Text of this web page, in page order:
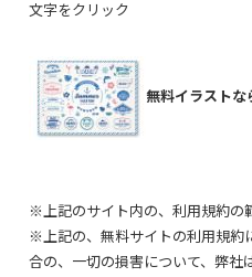
文字をクリック
無料イラストな
※上記のサイト内の、利用規約の
※上記の、無料サイトの利用規約
合の、一切の損害について、弊社